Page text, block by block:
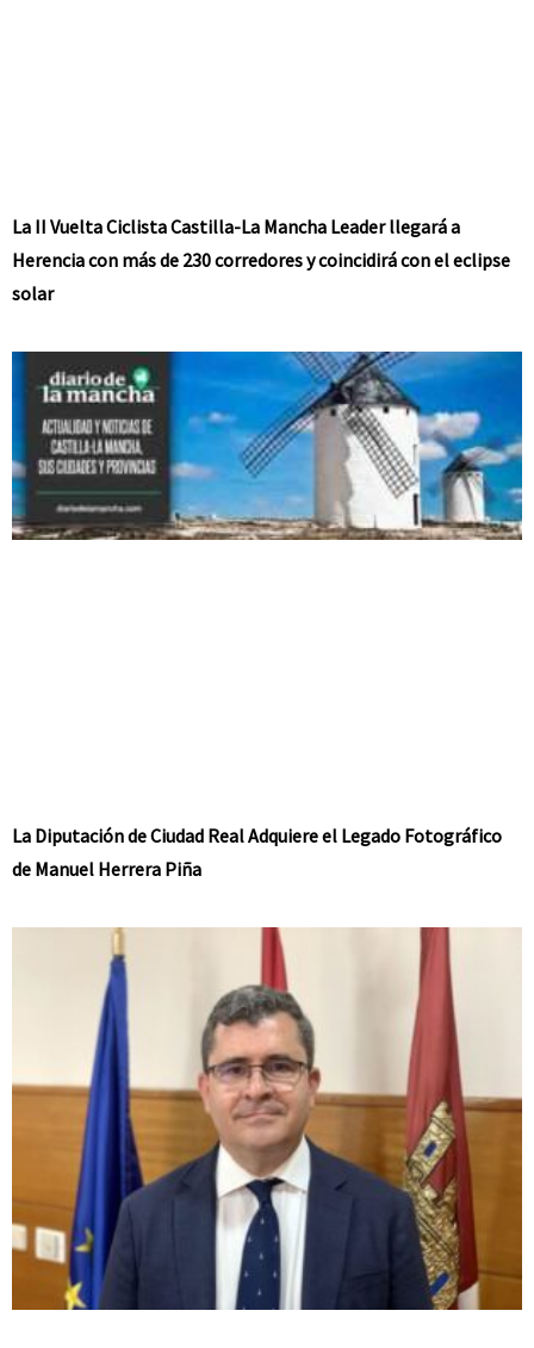
La II Vuelta Ciclista Castilla-La Mancha Leader llegará a
Herencia con más de 230 corredores y coincidirá con el eclipse
solar
La Diputación de Ciudad Real Adquiere el Legado Fotográfico
de Manuel Herrera Piña